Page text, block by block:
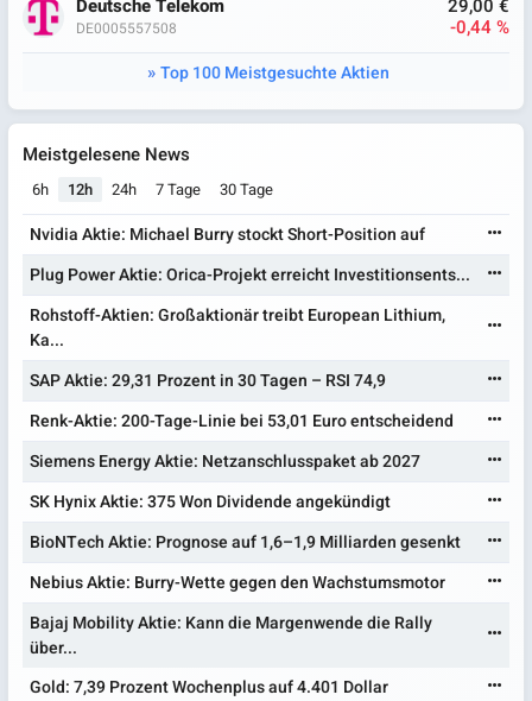
Deutsche Telekom
DE0005557508
29,00 €
-0,44 %
Top 100 Meistgesuchte Aktien
Meistgelesene News
6h 12h 24h 7 Tage 30 Tage
Nvidia Aktie: Michael Burry stockt Short-Position auf
Plug Power Aktie: Orica-Projekt erreicht Investitionsents...
Rohstoff-Aktien: Großaktionär treibt European Lithium,
Ka...
SAP Aktie: 29,31 Prozent in 30 Tagen – RSI 74,9
Renk-Aktie: 200-Tage-Linie bei 53,01 Euro entscheidend
Siemens Energy Aktie: Netzanschlusspaket ab 2027
SK Hynix Aktie: 375 Won Dividende angekündigt
BioNTech Aktie: Prognose auf 1,6–1,9 Milliarden gesenkt
Nebius Aktie: Burry-Wette gegen den Wachstumsmotor
Bajaj Mobility Aktie: Kann die Margenwende die Rally
über...
Gold: 7,39 Prozent Wochenplus auf 4.401 Dollar